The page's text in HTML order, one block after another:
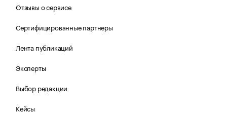
Отзывы о сервисе
Сертифицированные партнеры
Лента публикаций
Эксперты
Выбор редакции
Кейсы